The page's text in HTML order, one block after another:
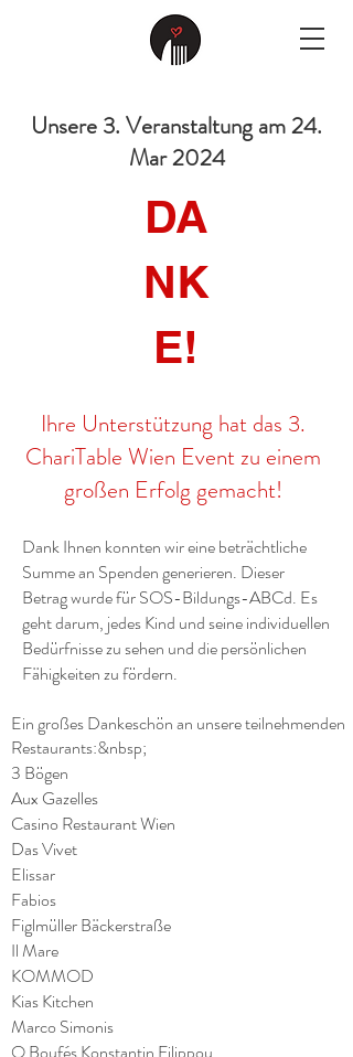
Unsere 3. Veranstaltung am 24.
Mar 2024
DA
NK
E!
Ihre Unterstützung hat das 3.
ChariTable Wien Event zu einem
großen Erfolg gemacht!
Dank Ihnen konnten wir eine beträchtliche
Summe an Spenden generieren. Dieser
Betrag wurde für SOS-Bildungs-ABCd. Es
geht darum, jedes Kind und seine individuellen
Bedürfnisse zu sehen und die persönlichen
Fähigkeiten zu fördern.
Ein großes Dankeschön an unsere teilnehmenden
Restaurants:&nbsp;
3 Bögen
Aux Gazelles
Casino Restaurant Wien
Das Vivet
Elissar
Fabios
Figlmüller Bäckerstraße
Il Mare
KOMMOD
Kias Kitchen
Marco Simonis